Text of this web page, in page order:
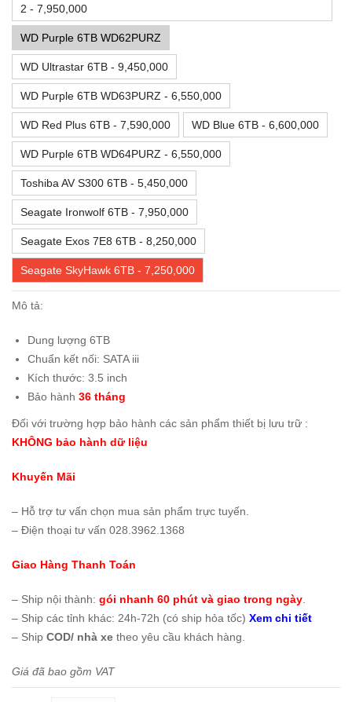
2 - 7,950,000
WD Purple 6TB WD62PURZ
WD Ultrastar 6TB - 9,450,000
WD Purple 6TB WD63PURZ - 6,550,000
WD Red Plus 6TB - 7,590,000 WD Blue 6TB - 6,600,000
WD Purple 6TB WD64PURZ - 6,550,000
Toshiba AV S300 6TB - 5,450,000
Seagate Ironwolf 6TB - 7,950,000
Seagate Exos 7E8 6TB - 8,250,000
Seagate SkyHawk 6TB - 7,250,000
Mô tả:
Dung lượng 6TB
Chuẩn kết nối: SATA iii
Kích thước: 3.5 inch
Bảo hành 36 tháng
Đối với trường hợp bảo hành các sản phẩm thiết bị lưu trữ :
KHÔNG bảo hành dữ liệu
Khuyến Mãi
– Hỗ trợ tư vấn chọn mua sản phẩm trực tuyến.
– Điện thoại tư vấn 028.3962.1368
Giao Hàng Thanh Toán
– Ship nội thành: gói nhanh 60 phút và giao trong ngày
– Ship các tỉnh khác: 24h-72h (có ship hỏa tốc) Xem chi tiết
– Ship COD/ nhà xe theo yêu cầu khách hàng.
Giá đã bao gồm VAT